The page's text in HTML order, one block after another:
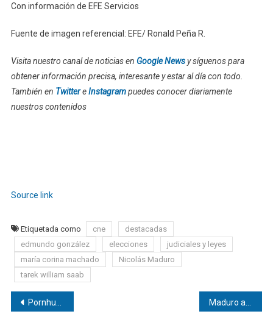
Con información de EFE Servicios
Fuente de imagen referencial: EFE/ Ronald Peña R.
Visita nuestro canal de noticias en Google Newsy síguenos para
obtener información precisa, interesante y estar al día con todo.
También en TwittereInstagrampuedes conocer diariamente
nuestros contenidos
Source link
Etiquetada como cne
destacadas
edmundo gonzález
elecciones
judiciales y leyes
maría corina machado
Nicolás Maduro
tarek william saab
Navegación
Pornhub es demandada por subir videos sin consentimiento